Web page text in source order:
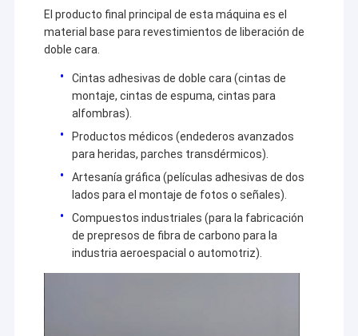
El producto final principal de esta máquina es el
material base para revestimientos de liberación de
doble cara.
Cintas adhesivas de doble cara (cintas de
montaje, cintas de espuma, cintas para
alfombras).
Productos médicos (endederos avanzados
para heridas, parches transdérmicos).
Artesanía gráfica (películas adhesivas de dos
lados para el montaje de fotos o señales).
Compuestos industriales (para la fabricación
de prepresos de fibra de carbono para la
industria aeroespacial o automotriz).